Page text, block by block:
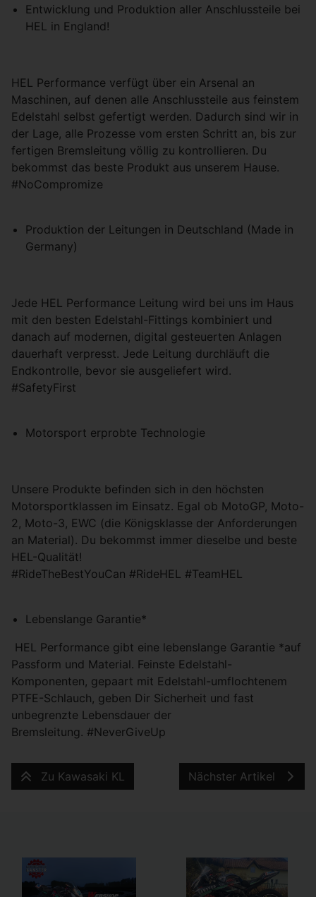
Entwicklung und Produktion aller Anschlussteile bei
HEL in England!
HEL Performance verfügt über ein Arsenal an
Maschinen, auf denen alle Anschlussteile aus feinstem
Edelstahl selbst gefertigt werden. Dadurch sind wir in
der Lage, alle Prozesse vom ersten Schritt an, bis zur
fertigen Bremsleitung völlig zu kontrollieren. Du
bekommst das beste Produkt aus unserem Hause.
#NoCompromize
Produktion der Leitungen in Deutschland (Made in
Germany)
Jede HEL Performance Leitung wird bei uns im Haus
mit den besten Edelstahl-Fittings kombiniert und
danach auf modernen, digital gesteuerten Anlagen
dauerhaft verpresst. Jede Leitung durchläuft die
Endkontrolle, bevor sie ausgeliefert wird.
#SafetyFirst
Motorsport erprobte Technologie
Unsere Produkte befinden sich in den höchsten
Motorsportklassen im Einsatz. Egal ob MotoGP, Moto-
2, Moto-3, EWC (die Königsklasse der Anforderungen
an Material). Du bekommst immer dieselbe und beste
HEL-Qualität!
#RideTheBestYouCan #RideHEL #TeamHEL
Lebenslange Garantie*
HEL Performance gibt eine lebenslange Garantie *auf
Passform und Material. Feinste Edelstahl-
Komponenten, gepaart mit Edelstahl-umflochtenem
PTFE-Schlauch, geben Dir Sicherheit und fast
unbegrenzte Lebensdauer der
Bremsleitung. #NeverGiveUp
Zu Kawasaki KL Nächster Artikel